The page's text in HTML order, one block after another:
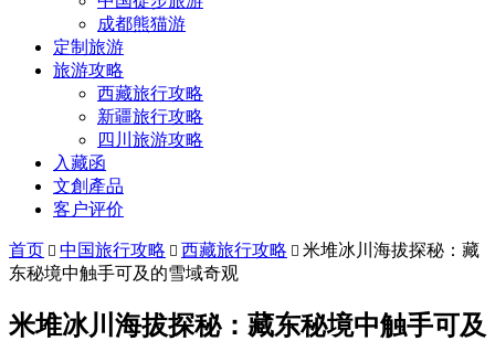
成都熊猫游
定制旅游
旅游攻略
西藏旅行攻略
新疆旅行攻略
四川旅游攻略
入藏函
文創產品
客户评价
首页  中国旅行攻略  西藏旅行攻略  米堆冰川海拔探秘：藏
东秘境中触手可及的雪域奇观
米堆冰川海拔探秘：藏东秘境中触手可及